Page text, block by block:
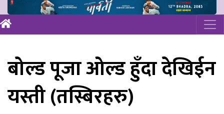
बोल्ड पूजा ओल्ड हुँदा देखिईन
यस्ती (तस्बिरहरु)